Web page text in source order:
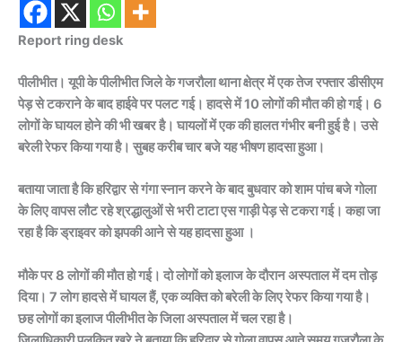
Report ring desk
पीलीभीत। यूपी के पीलीभीत जिले के गजरौला थाना क्षेत्र में एक तेज रफ्तार डीसीएम
पेड़ से टकराने के बाद हाईवे पर पलट गई। हादसे में 10 लोगों की मौत की हो गई। 6
लोगों के घायल होने की भी खबर है। घायलों में एक की हालत गंभीर बनी हुई है। उसे
बरेली रेफर किया गया है। सुबह करीब चार बजे यह भीषण हादसा हुआ।
बताया जाता है कि हरिद्वार से गंगा स्नान करने के बाद बुधवार को शाम पांच बजे गोला
के लिए वापस लौट रहे श्रद्धालुओं से भरी टाटा एस गाड़ी पेड़ से टकरा गई। कहा जा
रहा है कि ड्राइवर को झपकी आने से यह हादसा हुआ ।
मौके पर 8 लोगों की मौत हो गई। दो लोगों को इलाज के दौरान अस्पताल में दम तोड़
दिया। 7 लोग हादसे में घायल हैं, एक व्यक्ति को बरेली के लिए रेफर किया गया है।
छह लोगों का इलाज पीलीभीत के जिला अस्पताल में चल रहा है।